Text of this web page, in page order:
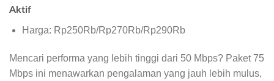
Aktif
Harga: Rp250Rb/Rp270Rb/Rp290Rb
Mencari performa yang lebih tinggi dari 50 Mbps? Paket 75
Mbps ini menawarkan pengalaman yang jauh lebih mulus,